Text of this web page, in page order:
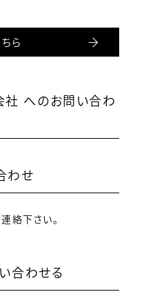
ら
社 へのお問い合わ
わせ
連絡下さい。
合わせる